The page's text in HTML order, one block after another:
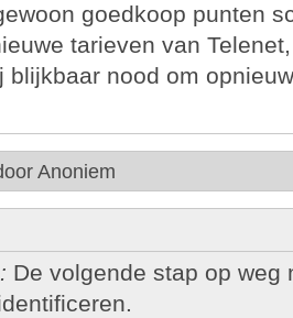
goedkoop punten
tarieven van
blijkbaar nood om
Anoniem
De volgende stap op weg